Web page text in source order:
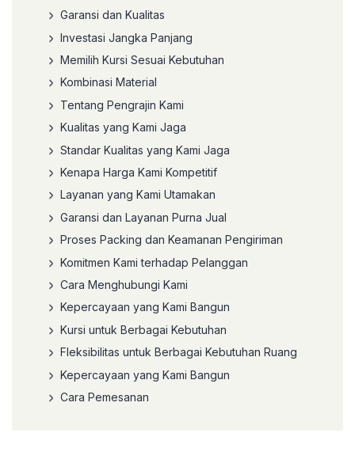
Garansi dan Kualitas
Investasi Jangka Panjang
Memilih Kursi Sesuai Kebutuhan
Kombinasi Material
Tentang Pengrajin Kami
Kualitas yang Kami Jaga
Standar Kualitas yang Kami Jaga
Kenapa Harga Kami Kompetitif
Layanan yang Kami Utamakan
Garansi dan Layanan Purna Jual
Proses Packing dan Keamanan Pengiriman
Komitmen Kami terhadap Pelanggan
Cara Menghubungi Kami
Kepercayaan yang Kami Bangun
Kursi untuk Berbagai Kebutuhan
Fleksibilitas untuk Berbagai Kebutuhan Ruang
Kepercayaan yang Kami Bangun
Cara Pemesanan